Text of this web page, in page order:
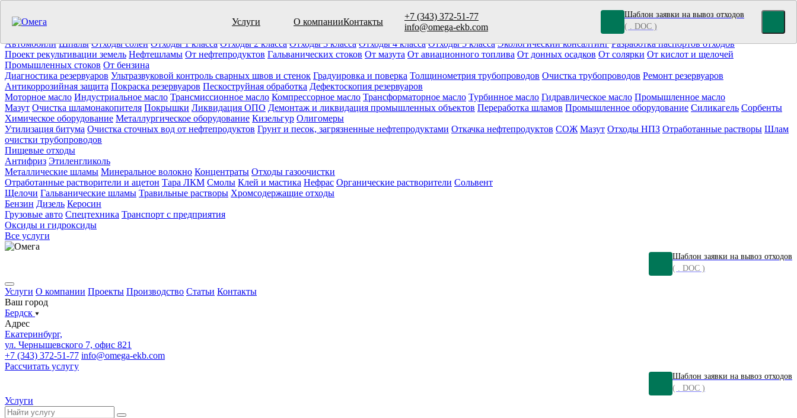
Услуги О компанииКонтакты
+7 (343) 372-51-77
info@omega-ekb.com
Шаблон заявки на вывоз отходов
( . DOC )
Утилизация отходов (19)
Демонтаж резервуаров (10)
Химические отходы Минеральные отходы Лакокрасочные отходы Гальванические отходы
Автомобили Шпалы Отходы солей Отходы 1 класса Отходы 2 класса Отходы 3 класса Отходы 4 класса Отходы 5 класса Экологический консалтинг Разработка паспортов отходов
Проект рекультивации земель Нефтешламы От нефтепродуктов Гальванических стоков От мазута От авиационного топлива От донных осадков От солярки От кислот и щелочей
Промышленных стоков От бензина
Диагностика резервуаров Ультразвуковой контроль сварных швов и стенок Градуировка и поверка Толщинометрия трубопроводов Очистка трубопроводов Ремонт резервуаров
Антикоррозийная защита Покраска резервуаров Пескоструйная обработка Дефектоскопия резервуаров
Моторное масло Индустриальное масло Трансмиссионное масло Компрессорное масло Трансформаторное масло Турбинное масло Гидравлическое масло Промышленное масло
Мазут Очистка шламонакопителя Покрышки Ликвидация ОПО Демонтаж и ликвидация промышленных объектов Переработка шламов Промышленное оборудование Силикагель Сорбенты
Химическое оборудование Металлургическое оборудование Кизельгур Олигомеры
Утилизация битума Очистка сточных вод от нефтепродуктов Грунт и песок, загрязненные нефтепродуктами Откачка нефтепродуктов СОЖ Мазут Отходы НПЗ Отработанные растворы Шлам
очистки трубопроводов
Пищевые отходы
Антифриз Этиленгликоль
Металлические шламы Минеральное волокно Концентраты Отходы газоочистки
Отработанные растворители и ацетон Тара ЛКМ Смолы Клей и мастика Нефрас Органические растворители Сольвент
Щелочи Гальванические шламы Травильные растворы Хромсодержащие отходы
Бензин Дизель Керосин
Грузовые авто Спецтехника Транспорт с предприятия
Оксиды и гидроксиды
Все услуги
Шаблон заявки на вывоз отходов
( . DOC )
Услуги О компании Проекты Производство Статьи Контакты
Ваш город
Бердск
Адрес
Екатеринбург,
ул. Чернышевского 7, офис 821
+7 (343) 372-51-77 info@omega-ekb.com
Рассчитать услугу
Шаблон заявки на вывоз отходов
( . DOC )
Услуги